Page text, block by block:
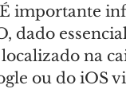
importante
dado
na
ou do iOS